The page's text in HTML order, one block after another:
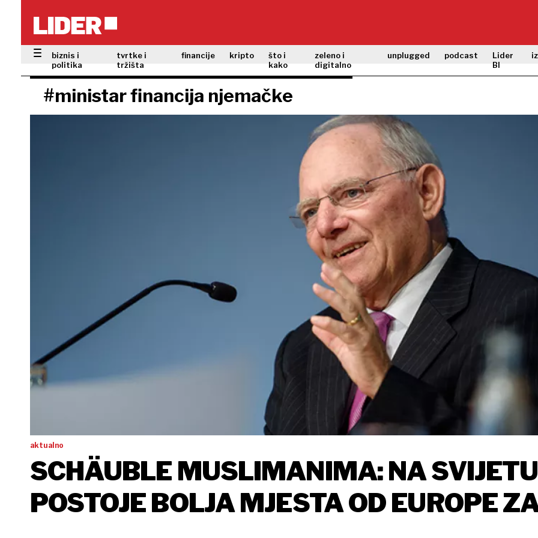
biznis i
politika
tvrtke i
tržišta
financije kripto
što i
kako
zeleno i
digitalno
unplugged podcast
Lider
BI
#ministar financija njemačke
aktualno
SCHÄUBLE MUSLIMANIMA: NA SVIJETU
POSTOJE BOLJA MJESTA OD EUROPE